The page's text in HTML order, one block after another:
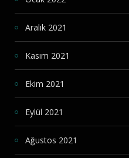
Aralık 2021
Kasım 2021
Ekim 2021
Eylül 2021
Ağustos 2021